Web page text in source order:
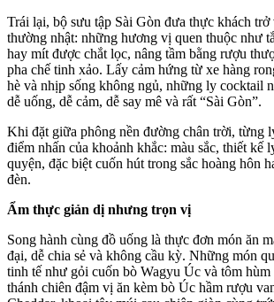
Trái lại, bộ sưu tập Sài Gòn đưa thực khách
thường nhật: những hương vị quen thuộc như
hay mít được chắt lọc, nâng tầm bằng rượu
pha chế tinh xảo. Lấy cảm hứng từ xe hàng
hè và nhịp sống không ngủ, những ly cocktail
dễ uống, dễ cảm, dễ say mê và rất “Sài Gòn”.
Khi đặt giữa phông nền đường chân trời, từng
điểm nhấn của khoảnh khắc: màu sắc, thiết kế
quyện, đặc biệt cuốn hút trong sắc hoàng hôn
đèn.
Ẩm thực giản dị nhưng trọn vị
Song hành cùng đồ uống là thực đơn món ăn
đại, dễ chia sẻ và không cầu kỳ. Những món
tinh tế như gỏi cuốn bò Wagyu Úc và tôm hùm
thánh chiên đậm vị ăn kèm bò Úc hầm rượu